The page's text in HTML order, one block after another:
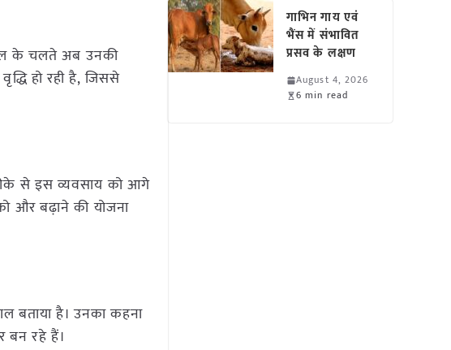
के चलते अब उनकी
हो रही है, जिससे
से इस व्यवसाय को आगे
और बढ़ाने की योजना
बताया है। उनका कहना
बन रहे हैं।
गाभिन गाय एवं
भैंस में संभावित
प्रसव के लक्षण
August 4, 2026
6 min read